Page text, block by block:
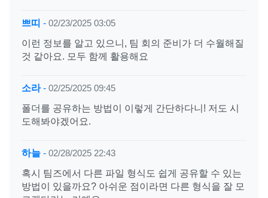
쁘띠 - 02/23/2025 03:05
이런 정보를 알고 있으니, 팀 회의 준비가 더 수월해질
것 같아요. 모두 함께 활용해요
소라- 02/25/2025 09:45
폴더를 공유하는 방법이 이렇게 간단하다니! 저도 시
도해봐야겠어요.
하늘 - 02/28/2025 22:43
혹시 팀즈에서 다른 파일 형식도 쉽게 공유할 수 있는
방법이 있을까요? 아쉬운 점이라면 다른 형식을 잘 모